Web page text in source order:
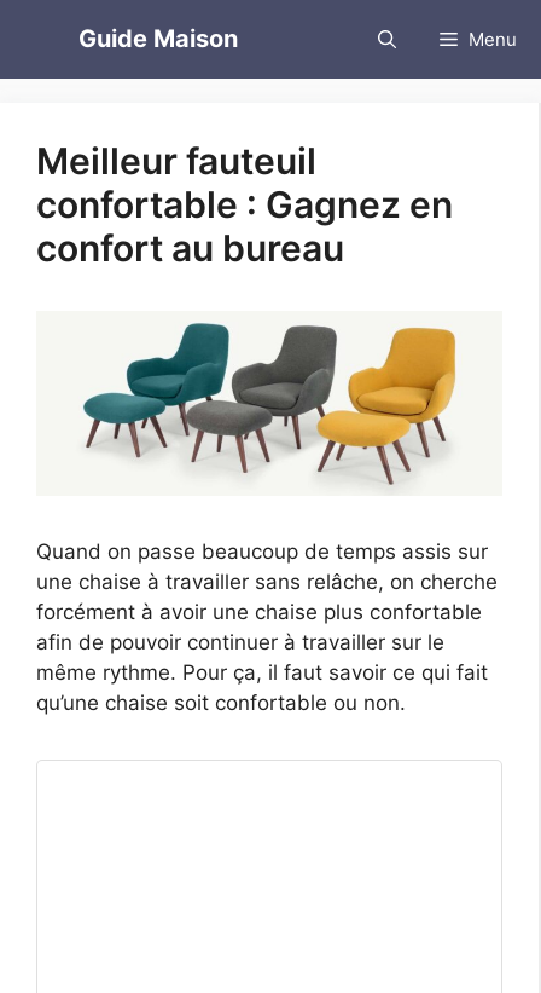
contenu
Guide Maison Menu
Meilleur fauteuil
confortable : Gagnez en
confort au bureau
Quand on passe beaucoup de temps assis sur
une chaise à travailler sans relâche, on cherche
forcément à avoir une chaise plus confortable
afin de pouvoir continuer à travailler sur le
même rythme. Pour ça, il faut savoir ce qui fait
qu’une chaise soit confortable ou non.